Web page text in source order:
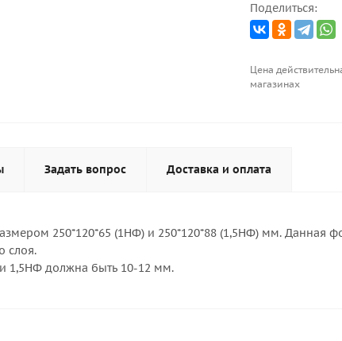
Поделиться:
Цена
магазинах
Задать вопрос Доставка и оплата
250*120*65 (1НФ) и 250*120*88 (1,5НФ) мм. Данная
слоя.
1,5НФ должна быть 10-12 мм.